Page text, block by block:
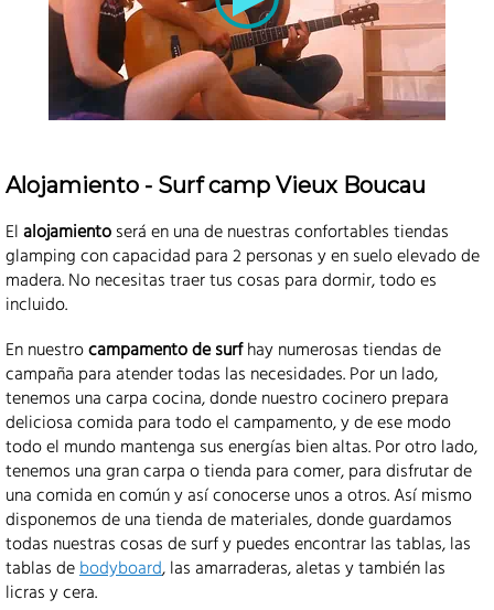
Alojamiento - Surf camp Vieux Boucau
Elalojamientoserá en una de nuestras confortables tiendas
glamping con capacidad para 2 personas y en suelo elevado de
madera. No necesitas traer tus cosas para dormir, todo es
incluido.
En nuestrocampamento de surfhay numerosas tiendas de
campaña para atender todas las necesidades. Por un lado,
tenemos una carpa cocina, donde nuestro cocinero prepara
deliciosa comida para todo el campamento, y de ese modo
todo el mundo mantenga sus energías bien altas. Por otro lado,
tenemos una gran carpa o tienda para comer, para disfrutar de
una comida en común y así conocerse unos a otros. Así mismo
disponemos de una tienda de materiales, donde guardamos
todas nuestras cosas de surf y puedes encontrar las tablas, las
tablas debodyboard, las amarraderas, aletas y también las
licras y cera.